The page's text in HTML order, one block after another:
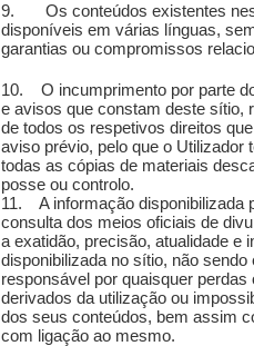
9. Os conteúdos existentes
disponíveis em várias línguas,
garantias ou compromissos
10. O incumprimento por parte
e avisos que constam deste sítio,
de todos os respetivos direitos
aviso prévio, pelo que o Utilizador
todas as cópias de materiais
posse ou controlo.
11. A informação disponibilizada
consulta dos meios oficiais de
a exatidão, precisão, atualidade e
disponibilizada no sítio, não
responsável por quaisquer
derivados da utilização ou
dos seus conteúdos, bem assim
com ligação ao mesmo.